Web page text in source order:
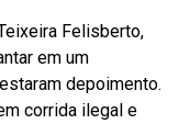
Felisberto,
em um
depoimento.
corrida ilegal e